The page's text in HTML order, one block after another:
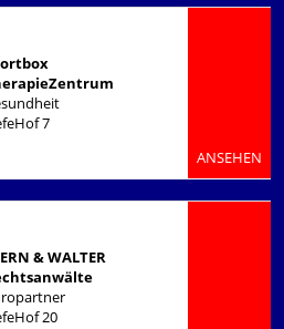
7
ANSEHEN
& WALTER
20